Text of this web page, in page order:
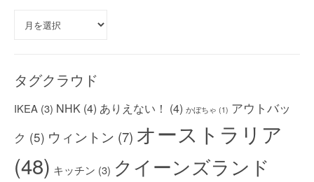
ブ
タグクラウド
IKEA (3) NHK (4) ありえない！ (4) かぼちゃ (1) アウトバッ
ク (5) ウィントン (7) オーストラリア
(48) キッチン (3) クイーンズランド